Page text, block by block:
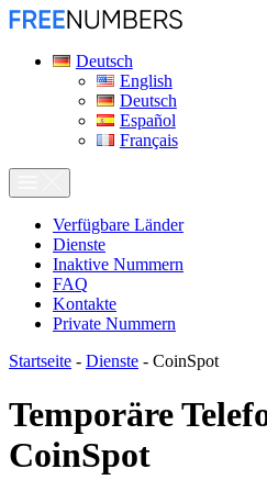
Deutsch
English
Deutsch
Español
Français
Verfügbare Länder
Dienste
Inaktive Nummern
FAQ
Kontakte
Private Nummern
Startseite - Dienste - CoinSpot
Temporäre
CoinSpot